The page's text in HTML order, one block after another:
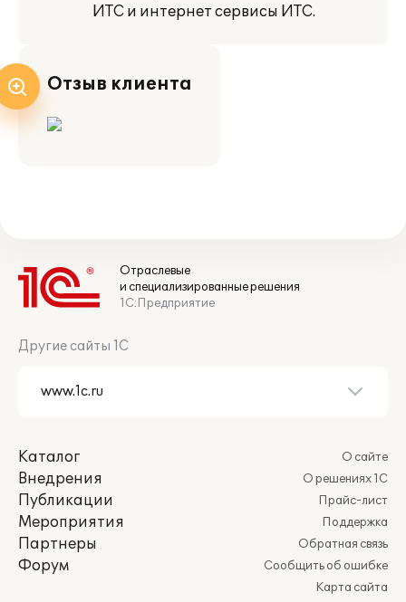
ИТС и интернет сервисы ИТС.
Отзыв клиента
Отраслевые
и специализированные решения
1С:Предприятие
Другие сайты 1С
Каталог
Внедрения
Публикации
Мероприятия
Партнеры
Форум
О сайте
О решениях 1С
Прайс-лист
Поддержка
Обратная связь
Сообщить об ошибке
Карта сайта